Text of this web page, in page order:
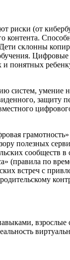
риски (от
контента.
склонны
понятных
систем, умение
защиту
полезных
сообществ в
(правила по
встреч с
взрослые